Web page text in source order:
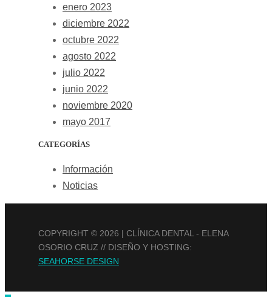
enero 2023
diciembre 2022
octubre 2022
agosto 2022
julio 2022
junio 2022
noviembre 2020
mayo 2017
CATEGORÍAS
Información
Noticias
COPYRIGHT © 2026 | CLÍNICA DENTAL - ELENA
OSORIO CRUZ // DISEÑO Y HOSTING:
SEAHORSE DESIGN